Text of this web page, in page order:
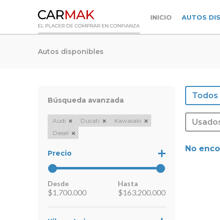
INICIO AUTOS
Autos disponibles
Búsqueda avanzada
Audi Ducati
Kawasaki
Diesel
Precio
Desde
$1.700.000
Hasta
$163.200.000
Todos
No